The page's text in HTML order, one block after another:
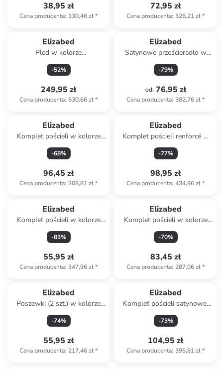
38,95 zł
Cena producenta: 130,46 zł*
72,95 zł
Cena producenta: 326,21 zł*
Elizabed
Pled w kolorze
jasnobrązowym
-52%
249,95 zł
Cena producenta: 530,66 zł*
Elizabed
Satynowe prześcieradło w
kolorze czerwonym na gumce
-79%
od: 76,95 zł
Cena producenta: 382,76 zł*
Elizabed
Komplet pościeli w kolorze
szarym
-68%
96,45 zł
Cena producenta: 308,81 zł*
Elizabed
Komplet pościeli renforcé w
kolorze szarym
-77%
98,95 zł
Cena producenta: 434,96 zł*
Elizabed
Komplet pościeli w kolorze
jasnoszaro-białym
-83%
55,95 zł
Cena producenta: 347,96 zł*
Elizabed
Komplet pościeli w kolorze
białym ze wzorem
-70%
83,45 zł
Cena producenta: 287,06 zł*
Elizabed
Poszewki (2 szt.) w kolorze
bordowym na poduszkę
-74%
55,95 zł
Cena producenta: 217,46 zł*
Elizabed
Komplet pościeli satynowej
"Kareli" w kolorze
antracytowym
-73%
104,95 zł
Cena producenta: 395,81 zł*